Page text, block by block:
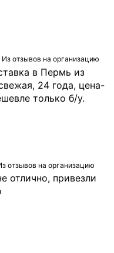
Из отзывов на организацию
в Пермь из
24 года, цена-
только б/у.
отзывов на организацию
отлично, привезли